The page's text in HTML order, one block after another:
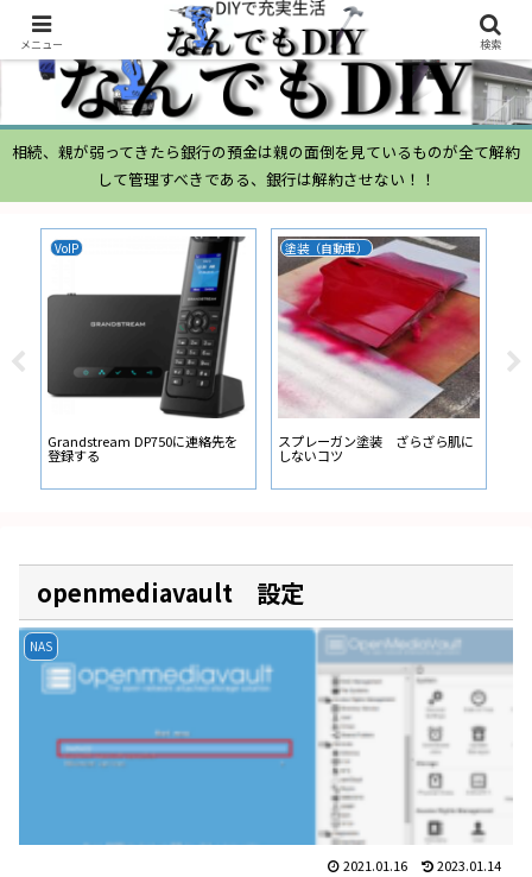
相続、親が弱ってきたら銀行の預金は親の面倒を見ているものが全て解約
して管理すべきである、銀行は解約させない！！
VoIP
Grandstream DP750に連絡先を
登録する
塗装（自動車）
スプレーガン塗装 ざらざら肌に
しないコツ
ム
openmediavault 設定
NAS
2021.01.16 2023.01.14
メニュー 検索